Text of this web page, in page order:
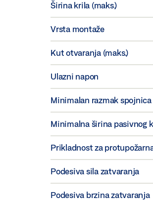
Širina krila (maks.)
Vrsta montaže
Kut otvaranja (maks.)
Ulazni napon
Minimalan razmak spojnica
Minimalna širina pasivnog
Prikladnost za
Podesiva sila zatvaranja
Podesiva brzina zatvaranja